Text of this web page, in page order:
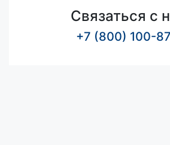
Связаться с
+7 (800) 100-